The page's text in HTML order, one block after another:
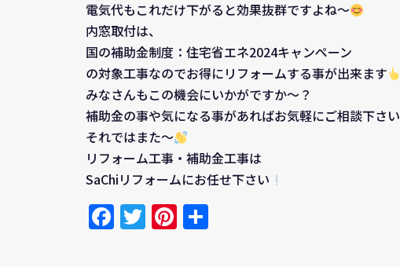
電気代もこれだけ下がると効果抜群ですよね～
内窓取付は、
国の補助金制度：住宅省エネ2024キャンペーン
の対象工事なのでお得にリフォームする事が出来ます
みなさんもこの機会にいかがですか～？
補助金の事や気になる事があればお気軽にご相談下さい
それではまた～
リフォーム工事・補助金工事は
SaChiリフォームにお任せ下さい
Facebook
TwitterPinterest